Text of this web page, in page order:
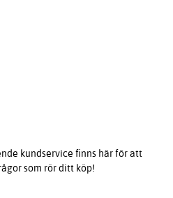
kundservice finns här för att
som rör ditt köp!